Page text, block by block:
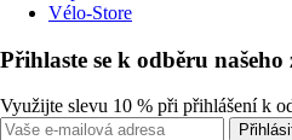
Vélo-Store
Přihlaste se k odběru
Využijte slevu 10 % při přihlášení k